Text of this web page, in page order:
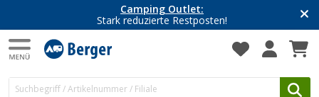
Camping Outlet:
Stark reduzierte Restposten!